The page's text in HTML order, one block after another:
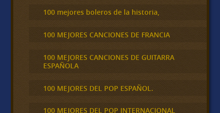
100 mejores boleros de la historia,
100 MEJORES CANCIONES DE FRANCIA
100 MEJORES CANCIONES DE GUITARRA
ESPAÑOLA
100 MEJORES DEL POP ESPAÑOL.
100 MEJORES DEL POP INTERNACIONAL